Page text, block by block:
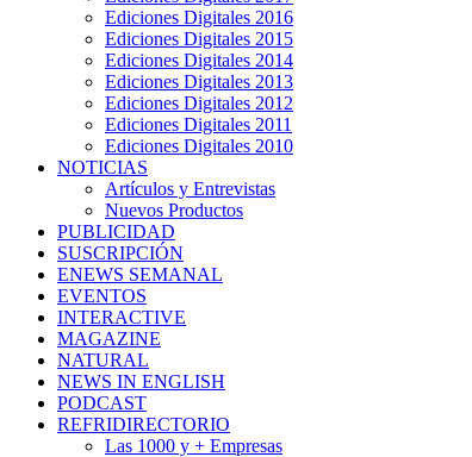
Ediciones Digitales 2016
Ediciones Digitales 2015
Ediciones Digitales 2014
Ediciones Digitales 2013
Ediciones Digitales 2012
Ediciones Digitales 2011
Ediciones Digitales 2010
NOTICIAS
Artículos y Entrevistas
Nuevos Productos
PUBLICIDAD
SUSCRIPCIÓN
ENEWS SEMANAL
EVENTOS
INTERACTIVE
MAGAZINE
NATURAL
NEWS IN ENGLISH
PODCAST
REFRIDIRECTORIO
Las 1000 y + Empresas